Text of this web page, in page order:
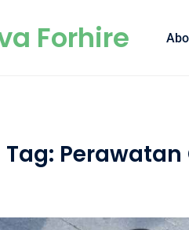
Forhire
Tag: Perawatan